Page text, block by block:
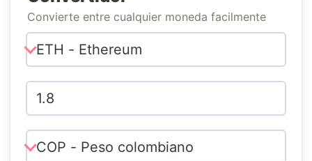
Convierte entre cualquier moneda facilmente